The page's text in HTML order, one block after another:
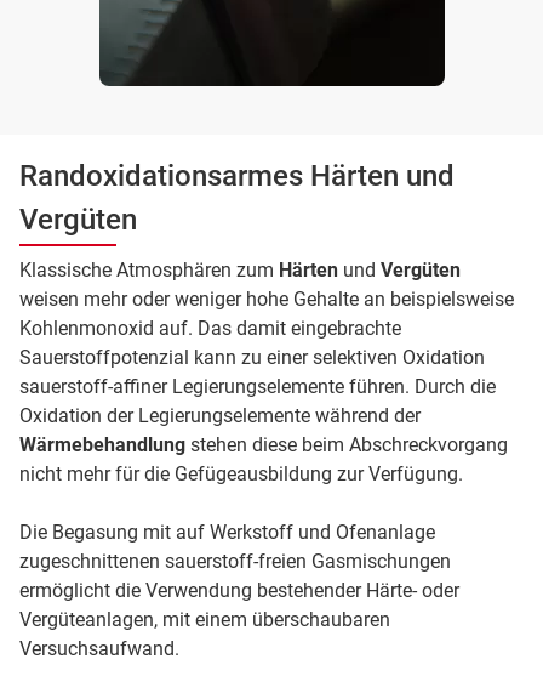
Randoxidationsarmes Härten und
Vergüten
Klassische Atmosphären zum Härten und Vergüten
weisen mehr oder weniger hohe Gehalte an beispielsweise
Kohlenmonoxid auf. Das damit eingebrachte
Sauerstoffpotenzial kann zu einer selektiven Oxidation
sauerstoff-affiner Legierungselemente führen. Durch die
Oxidation der Legierungselemente während der
Wärmebehandlung stehen diese beim Abschreckvorgang
nicht mehr für die Gefügeausbildung zur Verfügung.
Die Begasung mit auf Werkstoff und Ofenanlage
zugeschnittenen sauerstoff-freien Gasmischungen
ermöglicht die Verwendung bestehender Härte- oder
Vergüteanlagen, mit einem überschaubaren
Versuchsaufwand.